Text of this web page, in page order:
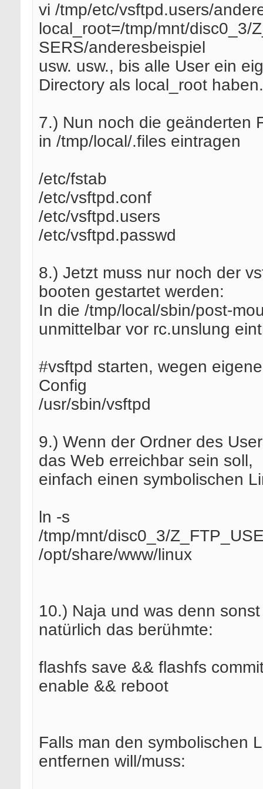
vi /tmp/etc/vsftpd.users/
local_root=/tmp/mnt/disc0_3/
SERS/anderesbeispiel
usw. usw., bis alle User ein
Directory als local_root haben.
7.) Nun noch die geänderten
in /tmp/local/.files eintragen
/etc/fstab
/etc/vsftpd.conf
/etc/vsftpd.users
/etc/vsftpd.passwd
8.) Jetzt muss nur noch der
booten gestartet werden:
In die /tmp/local/sbin/post-
unmittelbar vor rc.unslung
#vsftpd starten, wegen
Config
/usr/sbin/vsftpd
9.) Wenn der Ordner des
das Web erreichbar sein soll,
einfach einen symbolischen
ln -s
/tmp/mnt/disc0_3/
/opt/share/www/linux
10.) Naja und was denn
natürlich das berühmte:
flashfs save && flashfs
enable && reboot
Falls man den symbolischen
entfernen will/muss: